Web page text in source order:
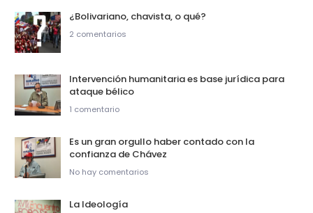
¿Bolivariano, chavista, o qué?
2 comentarios
Intervención humanitaria es base jurídica para
ataque bélico
1 comentario
Es un gran orgullo haber contado con la
confianza de Chávez
No hay comentarios
La Ideología